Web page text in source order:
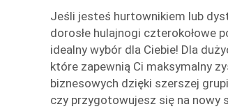
Jeśli jesteś hurtownikiem lub
dorosłe hulajnogi czterokołowe
idealny wybór dla Ciebie! Dla
które zapewnią Ci maksymalny
biznesowych dzięki szerszej
czy przygotowujesz się na nowy